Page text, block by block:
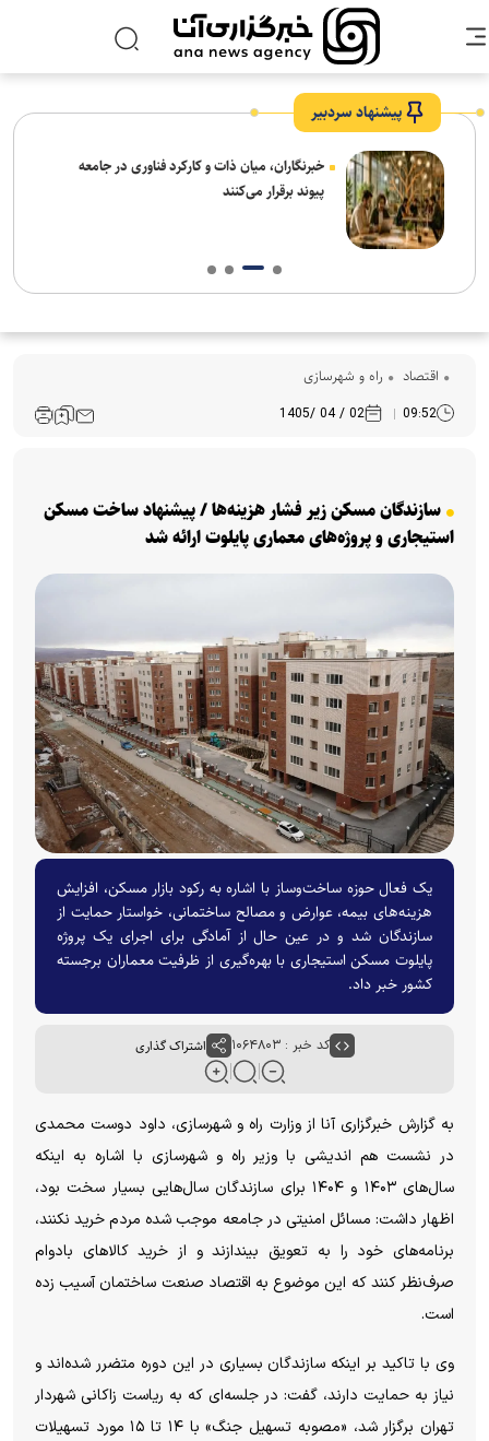
پیشنهاد سردبیر
خبرنگاران، میان ذات و کارکرد فناوری در جامعه
پیوند برقرار می‌کنند
اقتصاد راه و شهرسازی
09:52
02 / 04 /1405
سازندگان مسکن زیر فشار هزینه‌ها / پیشنهاد ساخت مسکن
استیجاری و پروژه‌های معماری پایلوت ارائه شد
یک فعال حوزه ساخت‌وساز با اشاره به رکود بازار مسکن، افزایش
هزینه‌های بیمه، عوارض و مصالح ساختمانی، خواستار حمایت از
سازندگان شد و در عین حال از آمادگی برای اجرای یک پروژه
پایلوت مسکن استیجاری با بهره‌گیری از ظرفیت معماران برجسته
کشور خبر داد.
کد خبر : ۱۰۶۴۸۰۳ اشتراک گذاری
به گزارش خبرگزاری آنا از وزارت راه و شهرسازی، داود دوست محمدی
در نشست هم اندیشی با وزیر راه و شهرسازی با اشاره به اینکه
سال‌های ۱۴۰۳ و ۱۴۰۴ برای سازندگان سال‌هایی بسیار سخت بود،
اظهار داشت: مسائل امنیتی در جامعه موجب شده مردم خرید نکنند،
برنامه‌های خود را به تعویق بیندازند و از خرید کالا‌های بادوام
صرف‌نظر کنند که این موضوع به اقتصاد صنعت ساختمان آسیب زده
است.
وی با تاکید بر اینکه سازندگان بسیاری در این دوره متضرر شده‌اند و
نیاز به حمایت دارند، گفت: در جلسه‌ای که به ریاست زاکانی شهردار
تهران برگزار شد، «مصوبه تسهیل جنگ» با ۱۴ تا ۱۵ مورد تسهیلات